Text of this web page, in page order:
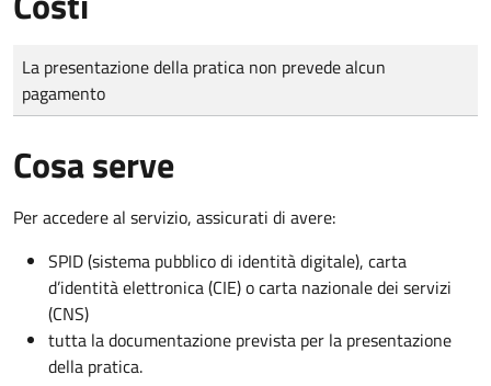
Tipo di pagamento
Importo
La presentazione della pratica non prevede alcun
pagamento
Cosa serve
Per accedere al servizio, assicurati di avere:
SPID (sistema pubblico di identità digitale), carta
d’identità elettronica (CIE) o carta nazionale dei servizi
(CNS)
tutta la documentazione prevista per la presentazione
della pratica.